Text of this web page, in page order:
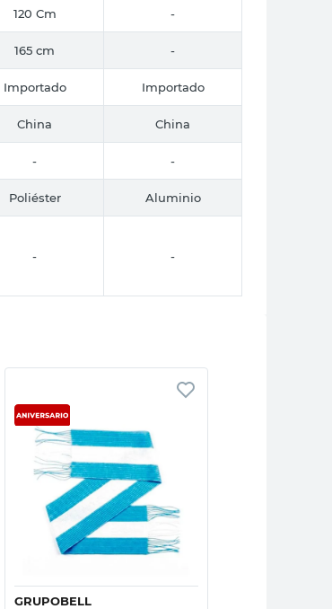
120 Cm -
165 cm -
Importado Importado
China China
- -
Poliéster Aluminio
- -
Vista rápida
GRUPOBELL